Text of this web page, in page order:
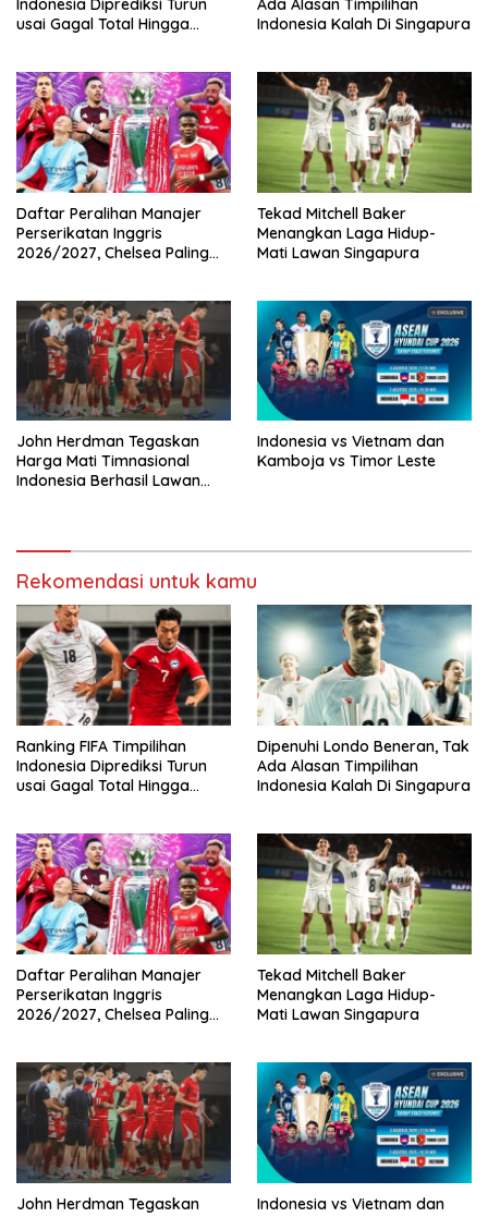
Indonesia Diprediksi Turun
usai Gagal Total Hingga
Ada Alasan Timpilihan
Indonesia Kalah Di Singapura
Daftar Peralihan Manajer
Perserikatan Inggris
2026/2027, Chelsea Paling
Tekad Mitchell Baker
Menangkan Laga Hidup-
Mati Lawan Singapura
John Herdman Tegaskan
Harga Mati Timnasional
Indonesia Berhasil Lawan
Indonesia vs Vietnam dan
Kamboja vs Timor Leste
Rekomendasi untuk kamu
Ranking FIFA Timpilihan
Indonesia Diprediksi Turun
usai Gagal Total Hingga
Dipenuhi Londo Beneran, Tak
Ada Alasan Timpilihan
Indonesia Kalah Di Singapura
Daftar Peralihan Manajer
Perserikatan Inggris
2026/2027, Chelsea Paling
Tekad Mitchell Baker
Menangkan Laga Hidup-
Mati Lawan Singapura
John Herdman Tegaskan
Indonesia vs Vietnam dan